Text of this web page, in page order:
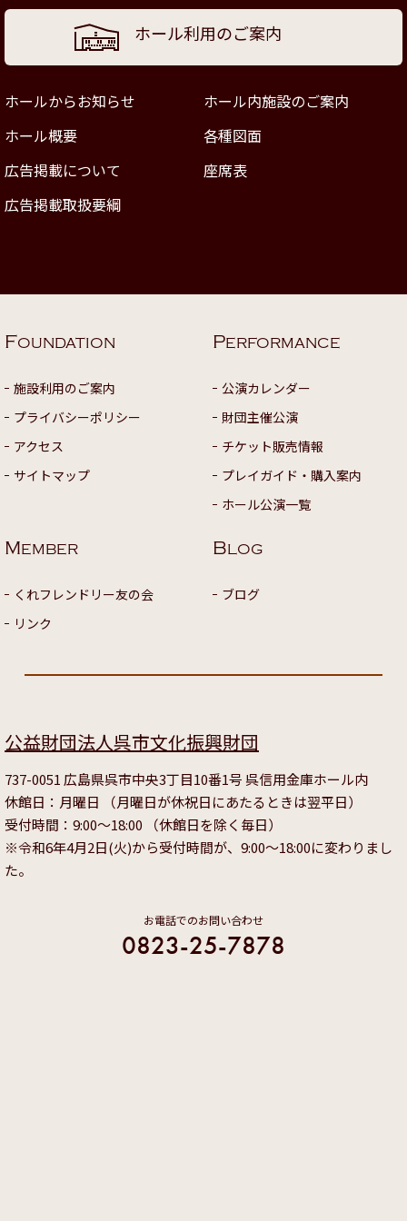
ホール利用のご案内
ホールからお知らせ
ホール内施設のご案内
ホール概要
各種図面
広告掲載について
座席表
広告掲載取扱要綱
FOUNDATION
施設利用のご案内
プライバシーポリシー
アクセス
サイトマップ
PERFORMANCE
公演カレンダー
財団主催公演
チケット販売情報
プレイガイド・購入案内
ホール公演一覧
MEMBER
くれフレンドリー友の会
リンク
BLOG
ブログ
公益財団法人呉市文化振興財団
737-0051 広島県呉市中央3丁目10番1号 呉信用金庫ホール内
休館日：月曜日 （月曜日が休祝日にあたるときは翌平日）
受付時間：9:00～18:00 （休館日を除く毎日）
※令和6年4月2日(火)から受付時間が、9:00～18:00に変わりまし
た。
お電話でのお問い合わせ
0823-25-7878